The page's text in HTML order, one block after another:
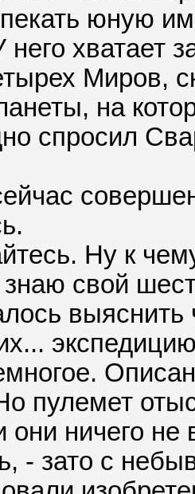
юную
него хватает
Миров,
на
спросил
Ну к
свой
выяснить
пулемет
ничего не
- зато с